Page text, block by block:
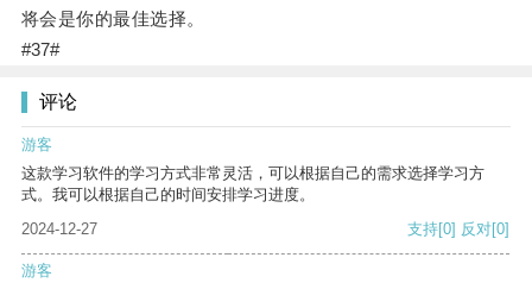
将会是你的最佳选择。
#37#
评论
游客
这款学习软件的学习方式非常灵活，可以根据自己的需求选择学习方
式。我可以根据自己的时间安排学习进度。
2024-12-27
支持[0] 反对[0]
游客